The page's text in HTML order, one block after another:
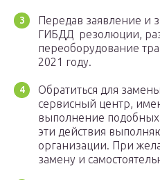
Передав заявление и
ГИБДД резолюции,
переоборудование
2021 году.
Обратиться для
сервисный центр,
выполнение
эти действия
организации. При
замену и